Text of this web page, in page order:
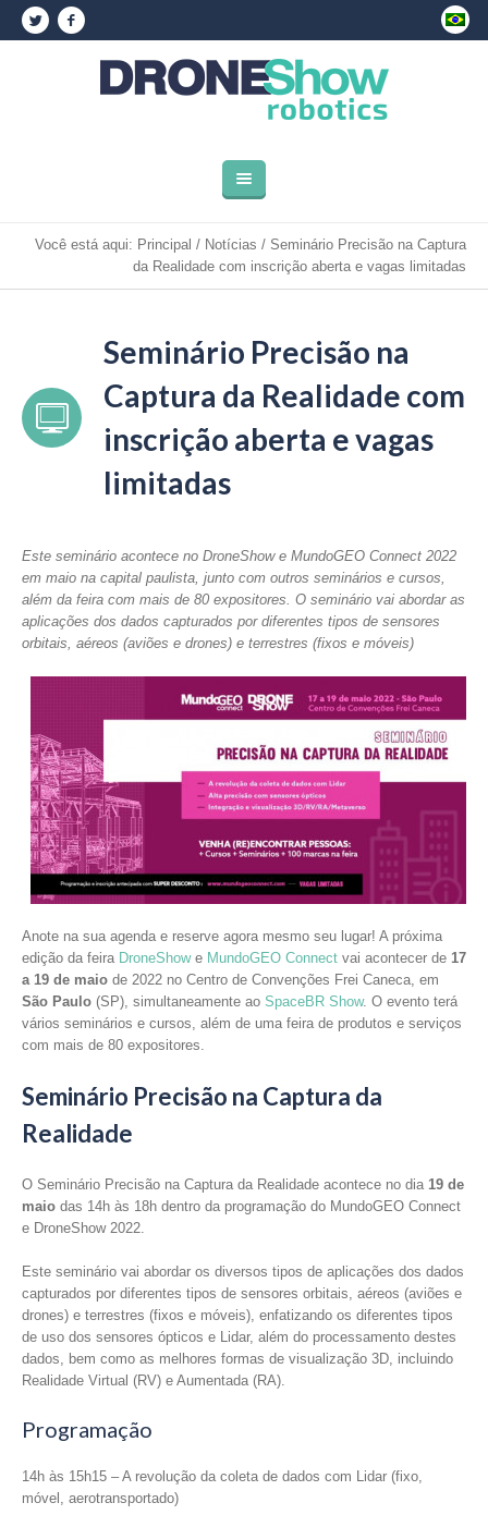
Você está aqui: Principal / Notícias / Seminário Precisão na Captura
da Realidade com inscrição aberta e vagas limitadas
Seminário Precisão na
Captura da Realidade com
inscrição aberta e vagas
limitadas
Este seminário acontece no DroneShow e MundoGEO Connect 2022
em maio na capital paulista, junto com outros seminários e cursos,
além da feira com mais de 80 expositores. O seminário vai abordar as
aplicações dos dados capturados por diferentes tipos de sensores
orbitais, aéreos (aviões e drones) e terrestres (fixos e móveis)
Anote na sua agenda e reserve agora mesmo seu lugar! A próxima
edição da feira DroneShowe MundoGEO Connect vai acontecer de 17
a 19 de maio de 2022 no Centro de Convenções Frei Caneca, em
São Paulo (SP), simultaneamente ao SpaceBR Show. O evento terá
vários seminários e cursos, além de uma feira de produtos e serviços
com mais de 80 expositores.
Seminário Precisão na Captura da
Realidade
O Seminário Precisão na Captura da Realidade acontece no dia 19 de
maio das 14h às 18h dentro da programação do MundoGEO Connect
e DroneShow 2022.
Este seminário vai abordar os diversos tipos de aplicações dos dados
capturados por diferentes tipos de sensores orbitais, aéreos (aviões e
drones) e terrestres (fixos e móveis), enfatizando os diferentes tipos
de uso dos sensores ópticos e Lidar, além do processamento destes
dados, bem como as melhores formas de visualização 3D, incluindo
Realidade Virtual (RV) e Aumentada (RA).
Programação
14h às 15h15 – A revolução da coleta de dados com Lidar (fixo,
móvel, aerotransportado)